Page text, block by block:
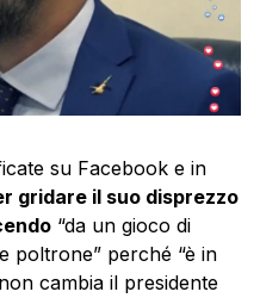
su Facebook e in
gridare il suo disprezzo
“da un gioco di
poltrone” perché “è in
cambia il presidente